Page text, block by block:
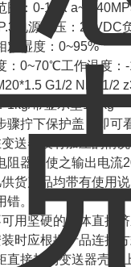
围：0-10K a~0-
电源电压：24VDC
对湿度：0~95%
：0~70℃工作温度：
G1/2 NPT1/2
1kg/带显示型1.2kg
骤拧下保护盖，即可
送器没有加压的情
阻器，使之输出电流
货产品均带有使用
错。
用坚硬的物体直接
时应根据产品连接
直接加到变送器壳体